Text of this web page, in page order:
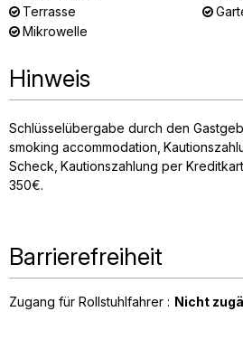
Terrasse
Mikrowelle
Hinweis
Schlüsselübergabe durch den
smoking accommodation
Scheck Kautionszahlung per
350€
Barrierefreiheit
Zugang für Rollstuhlfahrer : Nicht